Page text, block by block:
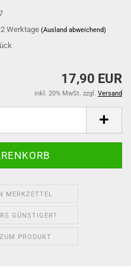
2 Werktage(Ausland abweichend)
17,90 EUR
inkl. 20% MwSt. zzgl. Versand
MERKZETTEL
GÜNSTIGER?
PRODUKT